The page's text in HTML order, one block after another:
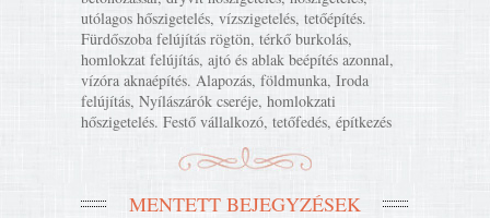
utólagos hőszigetelés, vízszigetelés, tetőépítés.
Fürdőszoba felújítás rögtön, térkő burkolás,
homlokzat felújítás, ajtó és ablak beépítés azonnal,
vízóra aknaépítés. Alapozás, földmunka, Iroda
felújítás, Nyílászárók cseréje, homlokzati
hőszigetelés. Festő vállalkozó, tetőfedés, építkezés
MENTETT BEJEGYZÉSEK